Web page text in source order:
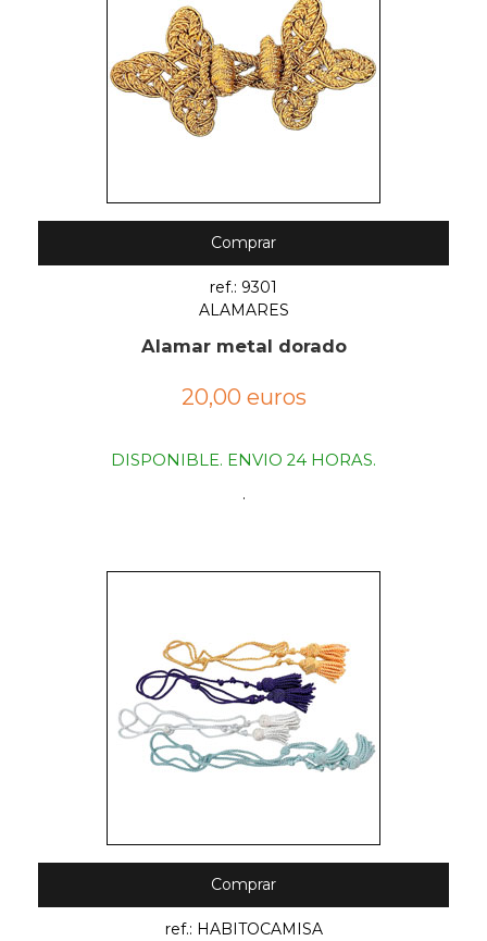
Comprar
ref.: 9301
ALAMARES
Alamar metal dorado
20,00 euros
DISPONIBLE. ENVIO 24 HORAS.
.
Comprar
ref.: HABITOCAMISA